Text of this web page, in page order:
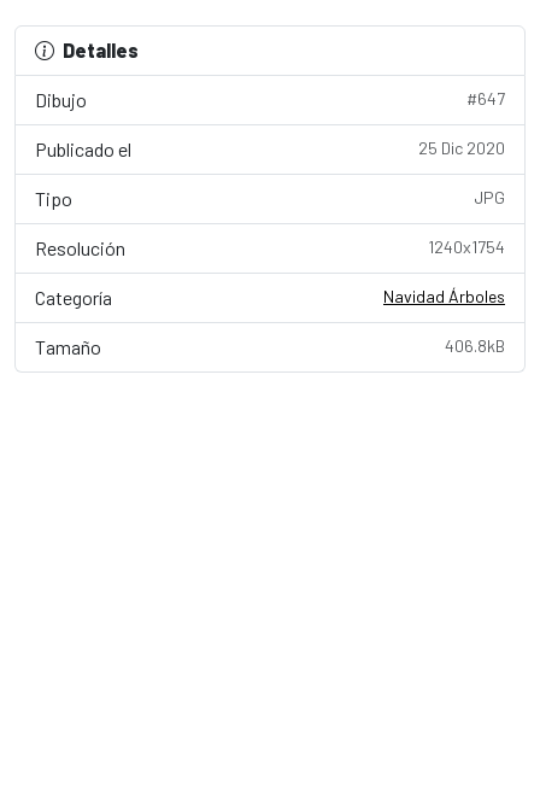
Detalles
Dibujo #647
Publicado el 25 Dic 2020
Tipo JPG
Resolución 1240x1754
Categoría Navidad Árboles
Tamaño 406.8kB